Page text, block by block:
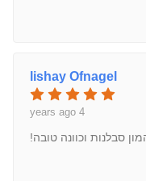
lishay Ofnagel
4 years ago
סבלנות וכוונה טובה!